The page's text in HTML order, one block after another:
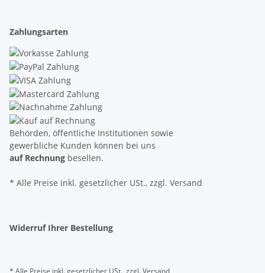
Zahlungsarten
Behörden, öffentliche Institutionen sowie
gewerbliche Kunden können bei uns
auf Rechnung besellen.
* Alle Preise inkl. gesetzlicher USt., zzgl. Versand
Widerruf Ihrer Bestellung
* Alle Preise inkl. gesetzlicher USt., zzgl. Versand